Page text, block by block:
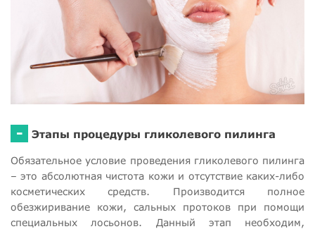
- Этапы процедуры гликолевого пилинга
Обязательное условие проведения гликолевого пилинга
– это абсолютная чистота кожи и отсутствие каких-либо
косметических средств. Производится полное
обезжиривание кожи, сальных протоков при помощи
специальных лосьонов. Данный этап необходим,